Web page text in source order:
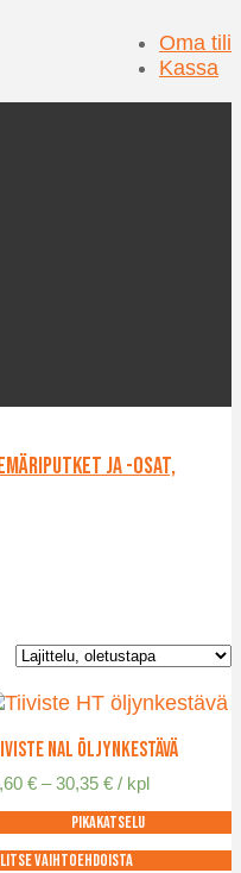
Oma tili
Kassa
ja -osat,
NAL öljynkestävä
€ – 30,35 €Hintaluokka:
-
30,35 €
/ kpl
Pikakatselu
vaihtoehdoista